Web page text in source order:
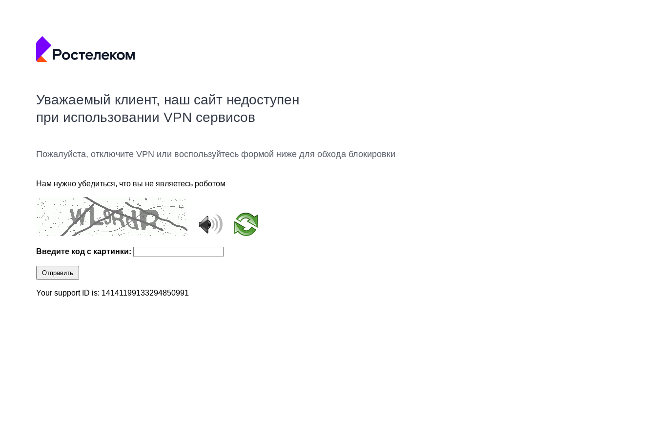
Уважаемый клиент, наш сайт недоступен
при использовании VPN сервисов
Пожалуйста, отключите VPN или воспользуйтесь формой ниже для обхода блокировки
Нам нужно убедиться, что вы не являетесь роботом
Введите код с картинки:
Отправить
Your support ID is: 14141199133294850991